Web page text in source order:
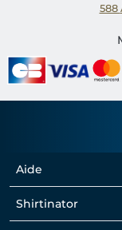
588
Aide
Shirtinator